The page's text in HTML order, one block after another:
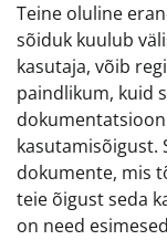
Teine oluline
sõiduk kuulub
kasutaja, võib
paindlikum, kuid
kasutamisõigust.
dokumente, mis
teie õigust seda
on need